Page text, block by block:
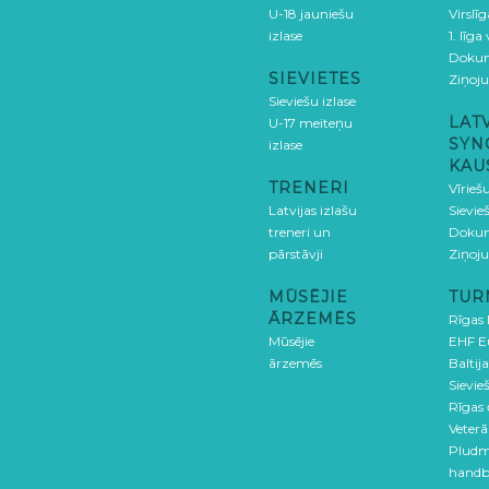
U-18 jauniešu
izlase
SIEVIETES
Sieviešu izlase
U-17 meiteņu
izlase
TRENERI
Latvijas izlašu
treneri un
pārstāvji
MŪSĒJIE
ĀRZEMĒS
Mūsējie
ārzemēs
1. līga
Rīgas
EHF
Rīgas